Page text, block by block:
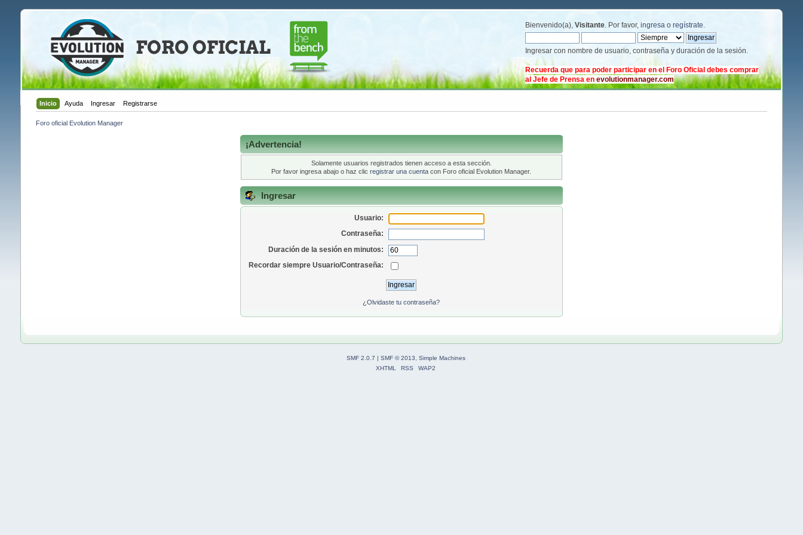
Bienvenido(a),Visitante. Por favor,ingresa oregístrate.
Ingresar con nombre de usuario, contraseña y duración de la sesión.
Recuerda que para poder participar en el Foro Oficial debes comprar
al Jefe de Prensa enevolutionmanager.com
Inicio Ayuda Ingresar Registrarse
Foro oficial Evolution Manager
¡Advertencia!
Solamente usuarios registrados tienen acceso a esta sección.
Por favor ingresa abajo o haz clicregistrar una cuenta con Foro oficial Evolution Manager.
Ingresar
Usuario:
Contraseña:
Duración de la sesión en minutos:
Recordar siempre Usuario/Contraseña:
¿Olvidaste tu contraseña?
SMF 2.0.7 | SMF © 2013
Simple Machines
XHTML
RSS WAP2